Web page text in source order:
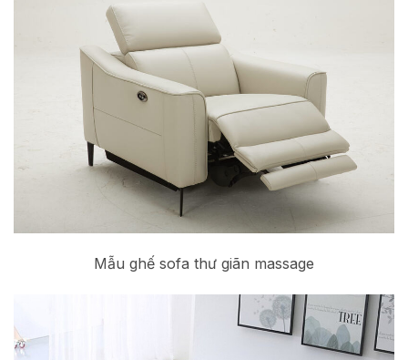
Mẫu ghế sofa thư giãn massage